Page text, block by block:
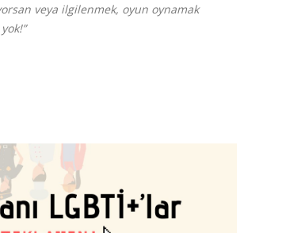
veya ilgilenmek, oyun oynamak